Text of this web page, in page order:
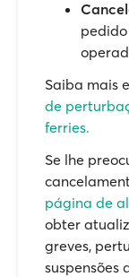
Saiba mais
de
ferries.
Se lhe
página de
obter
greves,
suspensões